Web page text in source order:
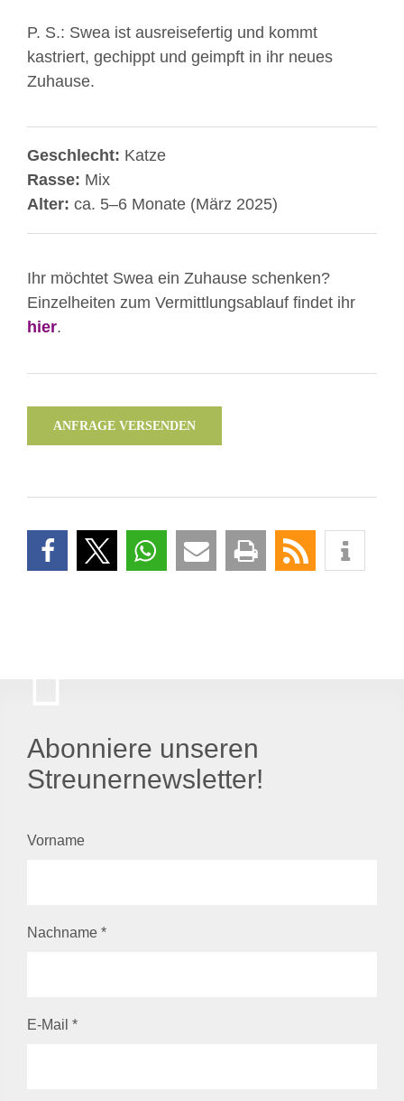
P. S.: Swea ist ausreisefertig und kommt
kastriert, gechippt und geimpft in ihr neues
Zuhause.
Geschlecht: Katze
Rasse: Mix
Alter: ca. 5–6 Monate (März 2025)
Ihr möchtet Swea ein Zuhause schenken?
Einzelheiten zum Vermittlungsablauf findet ihr
hier.
ANFRAGE VERSENDEN
Abonniere unseren
Streunernewsletter!
Vorname
Nachname *
E-Mail *